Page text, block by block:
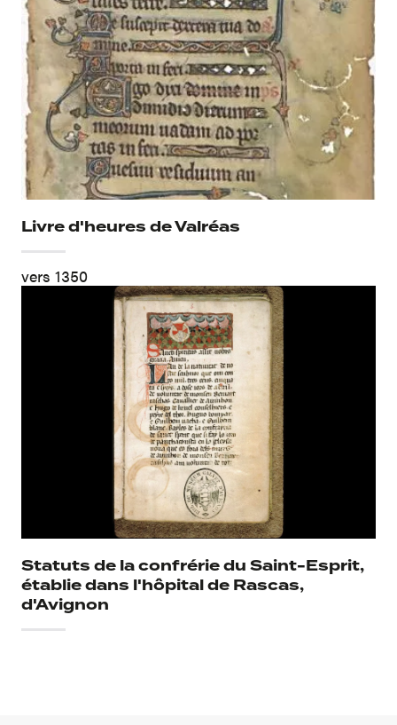
Livre d'heures de Valréas
vers 1350
Statuts de la confrérie du Saint-Esprit,
établie dans l'hôpital de Rascas,
d'Avignon